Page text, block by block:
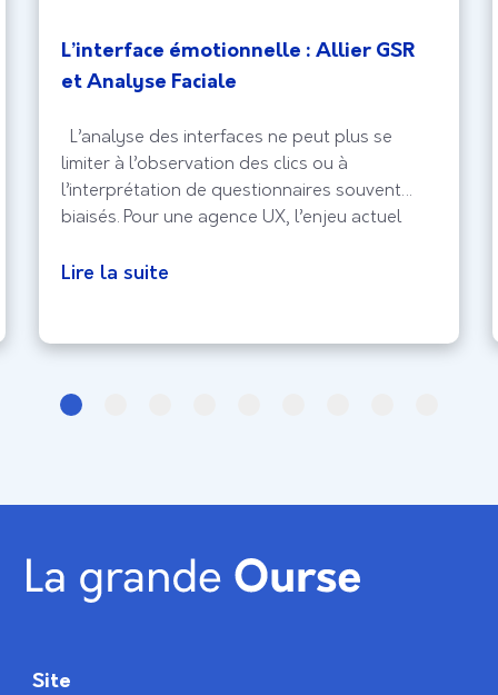
L’interface émotionnelle : Allier GSR
et Analyse Faciale
L’analyse des interfaces ne peut plus se
limiter à l’observation des clics ou à
l’interprétation de questionnaires souvent
biaisés. Pour une agence UX, l’enjeu actuel
biologique brute, celle qui échappe au
faciale, le design d’interface entre
Lire la suite
Site